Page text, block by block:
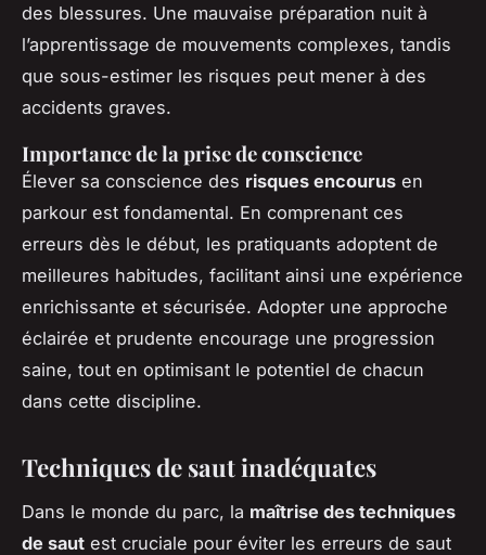
des blessures. Une mauvaise préparation nuit à
l’apprentissage de mouvements complexes, tandis
que sous-estimer les risques peut mener à des
accidents graves.
Importance de la prise de conscience
Élever sa conscience des risques encourus en
parkour est fondamental. En comprenant ces
erreurs dès le début, les pratiquants adoptent de
meilleures habitudes, facilitant ainsi une expérience
enrichissante et sécurisée. Adopter une approche
éclairée et prudente encourage une progression
saine, tout en optimisant le potentiel de chacun
dans cette discipline.
Techniques de saut inadéquates
Dans le monde du parc, la maîtrise des techniques
de saut est cruciale pour éviter les erreurs de saut